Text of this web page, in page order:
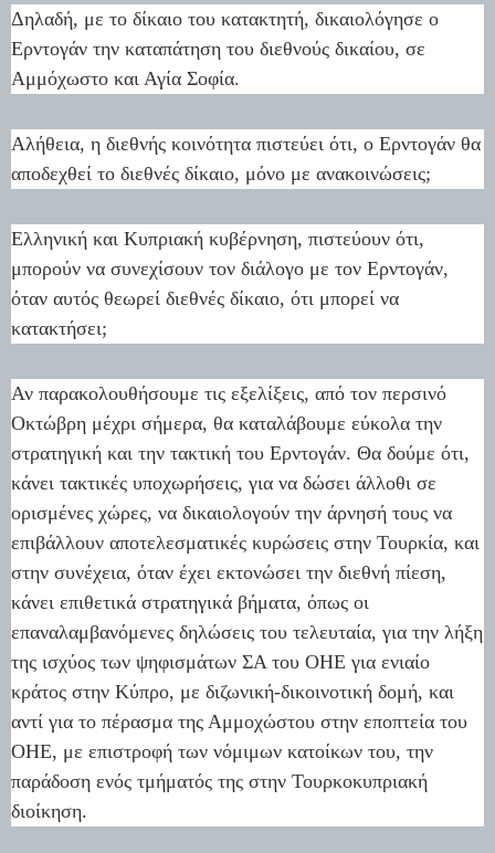
Δηλαδή, με το δίκαιο του κατακτητή, δικαιολόγησε ο
Ερντογάν την καταπάτηση του διεθνούς δικαίου, σε
Αμμόχωστο και Αγία Σοφία.
Αλήθεια, η διεθνής κοινότητα πιστεύει ότι, ο Ερντογάν θα
αποδεχθεί το διεθνές δίκαιο, μόνο με ανακοινώσεις;
Ελληνική και Κυπριακή κυβέρνηση, πιστεύουν ότι,
μπορούν να συνεχίσουν τον διάλογο με τον Ερντογάν,
όταν αυτός θεωρεί διεθνές δίκαιο, ότι μπορεί να
κατακτήσει;
Αν παρακολουθήσουμε τις εξελίξεις, από τον περσινό
Οκτώβρη μέχρι σήμερα, θα καταλάβουμε εύκολα την
στρατηγική και την τακτική του Ερντογάν. Θα δούμε ότι,
κάνει τακτικές υποχωρήσεις, για να δώσει άλλοθι σε
ορισμένες χώρες, να δικαιολογούν την άρνησή τους να
επιβάλλουν αποτελεσματικές κυρώσεις στην Τουρκία, και
στην συνέχεια, όταν έχει εκτονώσει την διεθνή πίεση,
κάνει επιθετικά στρατηγικά βήματα, όπως οι
επαναλαμβανόμενες δηλώσεις του τελευταία, για την λήξη
της ισχύος των ψηφισμάτων ΣΑ του ΟΗΕ για ενιαίο
κράτος στην Κύπρο, με διζωνική-δικοινοτική δομή, και
αντί για το πέρασμα της Αμμοχώστου στην εποπτεία του
ΟΗΕ, με επιστροφή των νόμιμων κατοίκων του, την
παράδοση ενός τμήματός της στην Τουρκοκυπριακή
διοίκηση.